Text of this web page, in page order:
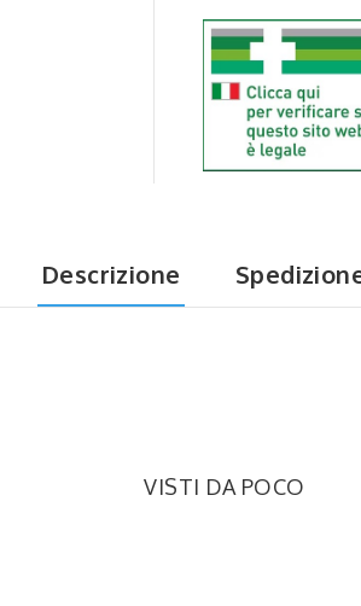
Descrizione
VISTI DA POCO